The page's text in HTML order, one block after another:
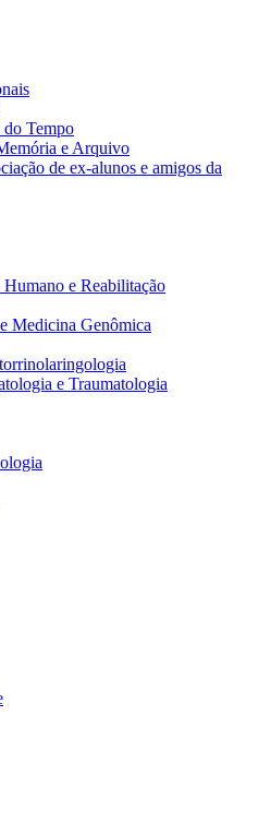
Tempo
e Arquivo
de ex-alunos e amigos da
e Reabilitação
Medicina Genômica
e Traumatologia